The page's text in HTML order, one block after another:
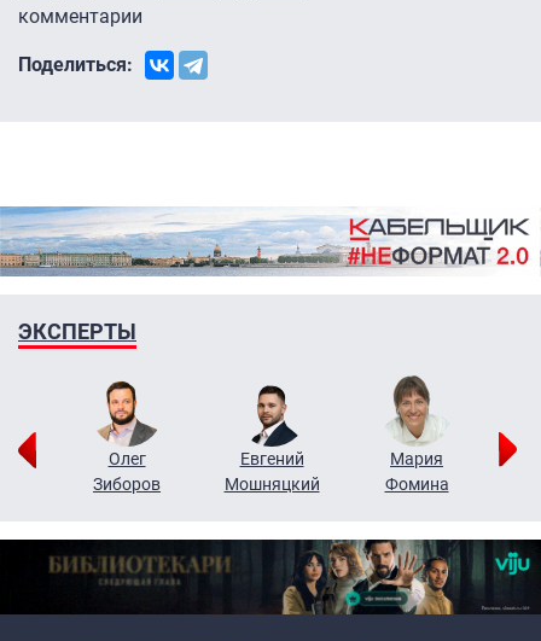
комментарии
Поделиться:
ЭКСПЕРТЫ
Олег
Зиборов
Евгений
Мошняцкий
Мария
Фомина